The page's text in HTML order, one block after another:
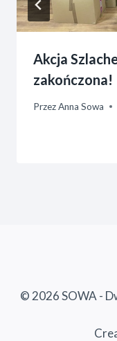
Akcja
zakończona!
PrzezAnna Sowa
© 2026 SOWA -